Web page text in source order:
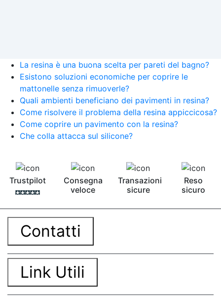
La resina è una buona scelta per pareti del bagno?
Esistono soluzioni economiche per coprire le
mattonelle senza rimuoverle?
Quali ambienti beneficiano dei pavimenti in resina?
Come risolvere il problema della resina appiccicosa?
Come coprire un pavimento con la resina?
Che colla attacca sul silicone?
Trustpilot
Consegna
veloce
Transazioni
sicure
Reso
sicuro
Contatti
Link Utili